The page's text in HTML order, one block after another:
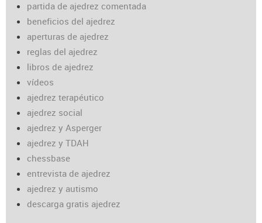
partida de ajedrez comentada
beneficios del ajedrez
aperturas de ajedrez
reglas del ajedrez
libros de ajedrez
vídeos
ajedrez terapéutico
ajedrez social
ajedrez y Asperger
ajedrez y TDAH
chessbase
entrevista de ajedrez
ajedrez y autismo
descarga gratis ajedrez